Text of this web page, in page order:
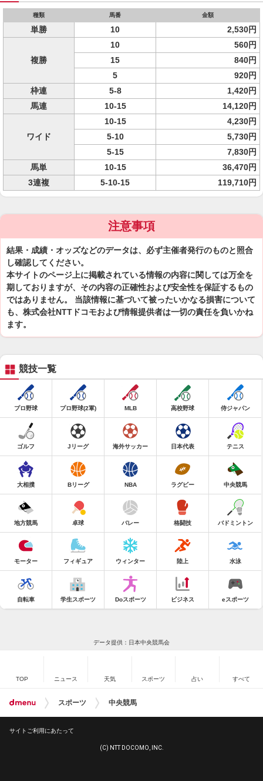
種類 馬番 金額
単勝 10 2,530円
複勝
10
560円
15
840円
5
920円
枠連
5-8
1,420円
馬連
10-15 14,120円
ワイド
10-15
4,230円
5-10
5,730円
5-15
7,830円
馬単
10-15
36,470円
3連複
5-10-15 119,710円
注意事項
結果・成績・オッズなどのデータは、必ず主催者発行のものと照合
し確認してください。
本サイトのページ上に掲載されている情報の内容に関しては万全を
期しておりますが、その内容の正確性および安全性を保証するもの
ではありません。 当該情報に基づいて被ったいかなる損害について
も、株式会社NTTドコモおよび情報提供者は一切の責任を負いかね
ます。
競技一覧
プロ野球 プロ野球(2軍) MLB 高校野球 侍ジャパン
ゴルフ Jリーグ 海外サッカー 日本代表 テニス
大相撲 Bリーグ NBA ラグビー 中央競馬
地方競馬 卓球 バレー 格闘技 バドミントン
モーター フィギュア ウィンター 陸上 水泳
自転車 学生スポーツ Doスポーツ ビジネス eスポーツ
データ提供：日本中央競馬会
TOP ニュース 天気 スポーツ 占い すべて
スポーツ 中央競馬
サイトご利用にあたって
(C) NTT DOCOMO, INC.